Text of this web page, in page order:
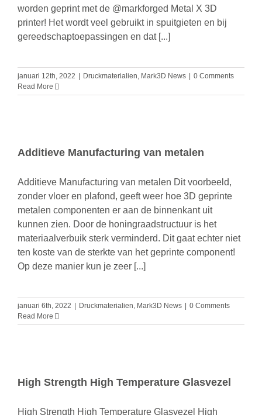
worden geprint met de @markforged Metal X 3D
printer! Het wordt veel gebruikt in spuitgieten en bij
gereedschaptoepassingen en dat [...]
januari 12th, 2022 Druckmaterialien, Mark3D News
0 Comments
Read More
Additieve Manufacturing van metalen
Additieve Manufacturing van metalen Dit voorbeeld,
zonder vloer en plafond, geeft weer hoe 3D geprinte
metalen componenten er aan de binnenkant uit
kunnen zien. Door de honingraadstructuur is het
materiaalverbuik sterk verminderd. Dit gaat echter niet
ten koste van de sterkte van het geprinte component!
Op deze manier kun je zeer [...]
januari 6th, 2022 Druckmaterialien, Mark3D News
0 Comments
Read More
High Strength High Temperature Glasvezel
High Strength High Temperature Glasvezel High